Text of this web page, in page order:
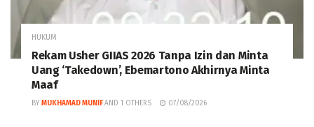
HUKUM
Rekam Usher GIIAS 2026 Tanpa Izin dan Minta
Uang ‘Takedown’, Ebemartono Akhirnya Minta
Maaf
BY MUKHAMAD MUNIF AND 1 OTHERS 07/08/2026